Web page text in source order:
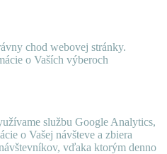
chod webovej stránky.
o Vaších výberoch
službu Google Analytics,
o Vašej návšteve a zbiera
vďaka ktorým denno